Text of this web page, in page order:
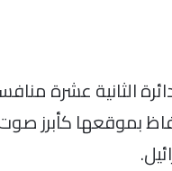
الثانية عشرة
بموقعها